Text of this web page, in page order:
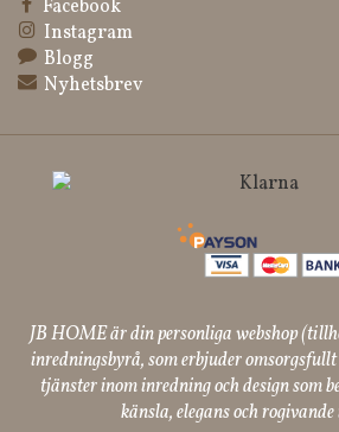
Facebook
Instagram
Blogg
Nyhetsbrev
JB HOME är din personliga webshop
inredningsbyrå, som erbjuder
tjänster inom inredning och design som
känsla, elegans och